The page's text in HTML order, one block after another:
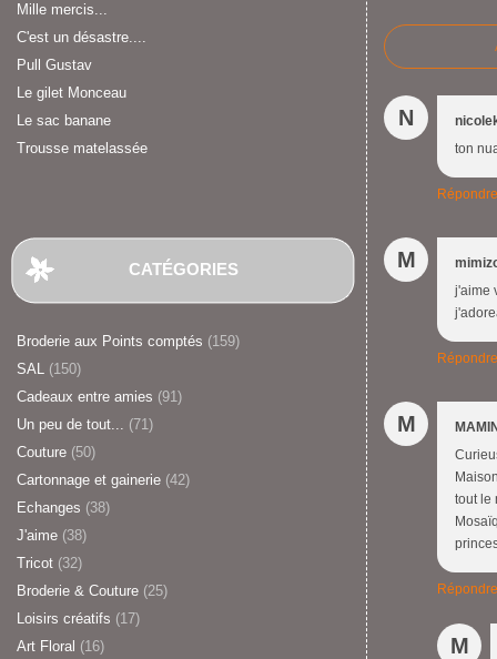
Mille mercis...
C'est un désastre....
Pull Gustav
Le gilet Monceau
Le sac banane
Trousse matelassée
CATÉGORIES
Broderie aux Points comptés (159)
SAL (150)
Cadeaux entre amies (91)
Un peu de tout... (71)
Couture (50)
Cartonnage et gainerie (42)
Echanges (38)
J'aime (38)
Tricot (32)
Broderie & Couture (25)
Loisirs créatifs (17)
Art Floral (16)
N
ton
Répondre
M
j'aime
Répondre
M
tout le
Répondre
M